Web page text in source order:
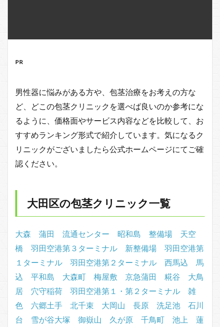
PR
男性器に悩みがある方や、包茎治療をお考えの方な
ど、どこの包茎クリニックを選べば良いのか参考にな
るように、価格面やサービス内容などを比較して、お
すすめランキング形式で紹介しています。気になるク
リニックがございましたら公式ホームページにてご確
認ください。
大田区の包茎クリニック一覧
大森 蒲田 流通センター 昭和島 整備場
天空
橋
羽田空港第３ターミナル 新整備場
羽田空港第
１ターミナル
羽田空港第２ターミナル 西馬込
馬
込
平和島 大森町 梅屋敷 京急蒲田 糀谷
大鳥
居
穴守稲荷 羽田空港第１・第２ターミナル
雑
色
六郷土手 北千束 大岡山 長原 洗足池
石川
台
雪が谷大塚 御嶽山 久が原 千鳥町 池上
蓮